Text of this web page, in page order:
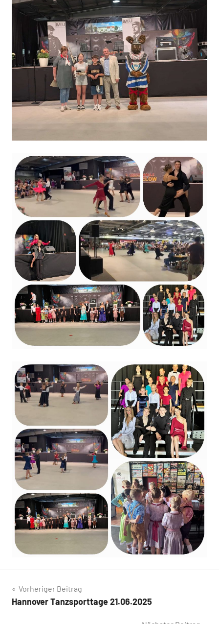
Beitragsnavigation
Vorheriger Beitrag
Hannover Tanzsporttage 21.06.2025